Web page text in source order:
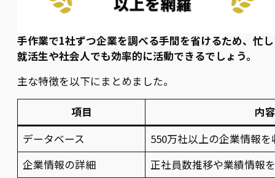
手作業で1社ずつ企業を調べる手間を省けるため、忙
就活生や社会人でも効率的に活動できるでしょう。
主な特徴を以下にまとめました。
項目
内容
データベース
550万社以上の企業情報を
企業情報の詳細
正社員数推移や業績情報